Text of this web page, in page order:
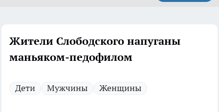
Жители Слободского напуганы
маньяком-педофилом
Дети Мужчины Женщины